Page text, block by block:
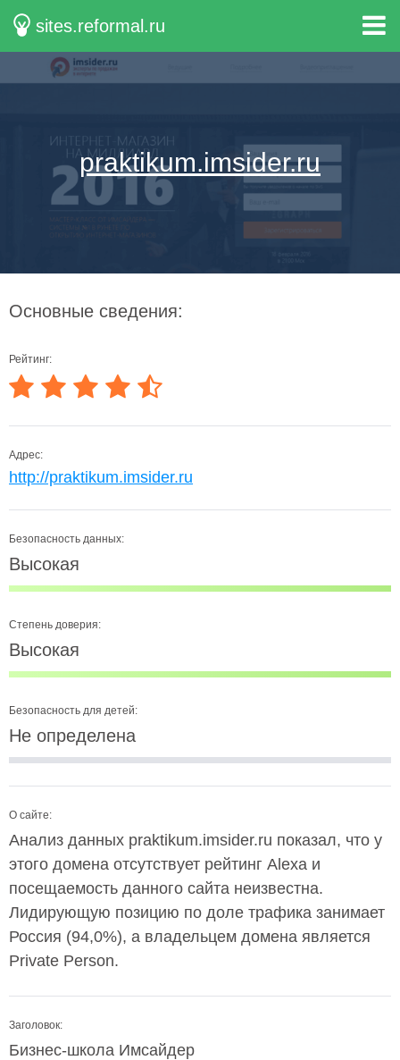
sites.reformal.ru
praktikum.imsider.ru
Основные сведения:
Рейтинг:
Адрес:
http://praktikum.imsider.ru
Безопасность данных:
Высокая
Степень доверия:
Высокая
Безопасность для детей:
Не определена
О сайте:
Анализ данных praktikum.imsider.ru показал, что у
этого домена отсутствует рейтинг Alexa и
посещаемость данного сайта неизвестна.
Лидирующую позицию по доле трафика занимает
Россия (94,0%), а владельцем домена является
Private Person.
Заголовок:
Бизнес-школа Имсайдер